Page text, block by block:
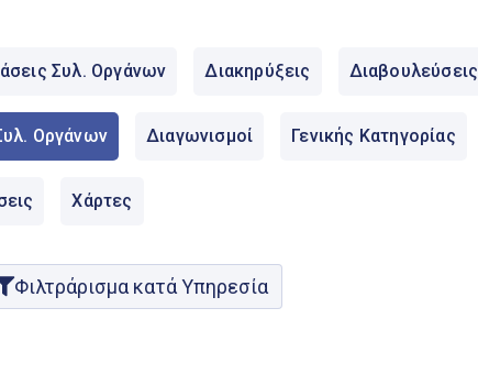
Συλ. Οργάνων Διακηρύξεις Διαβουλεύσεις
Οργάνων Διαγωνισμοί Γενικής Κατηγορίας
Χάρτες
Φιλτράρισμα κατά Υπηρεσία